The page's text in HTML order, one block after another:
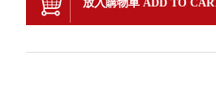
放入購物車 ADD TO